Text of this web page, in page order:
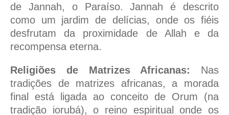
de Jannah, o Paraíso. Jannah é descrito
como um jardim de delícias, onde os fiéis
desfrutam da proximidade de Allah e da
recompensa eterna.
Religiões de Matrizes Africanas:
Nas
tradições de matrizes africanas, a morada
final está ligada ao conceito de Orum (na
tradição iorubá), o reino espiritual onde os